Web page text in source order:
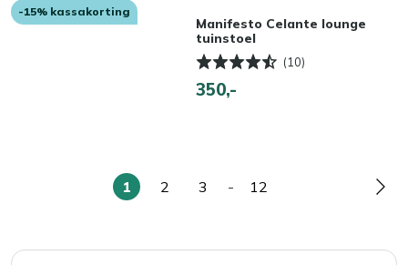
-15% kassakorting
Manifesto Celante lounge
tuinstoel
(10)
350,-
U
1
Pagina
2
Pagina
3 -
Pagina
12